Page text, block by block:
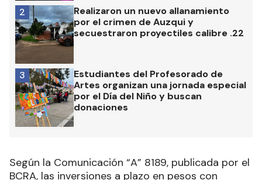
Realizaron un nuevo allanamiento
por el crimen de Auzqui y
secuestraron proyectiles calibre .22
2
Estudiantes del Profesorado de
Artes organizan una jornada especial
por el Día del Niño y buscan
donaciones
3
Según la Comunicación “A” 8189, publicada por el
BCRA, las inversiones a plazo en pesos con